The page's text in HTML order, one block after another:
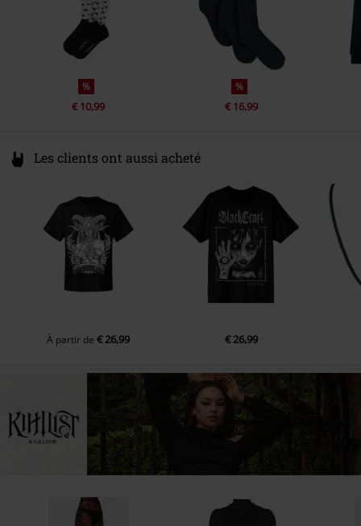
%
€ 10,99
%
€ 16,99
Les clients ont aussi acheté
À partir de€ 26,99 € 26,99